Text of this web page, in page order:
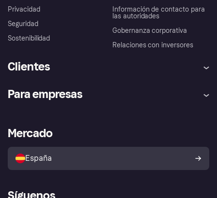
Privacidad
Seguridad
Sostenibilidad
Información de contacto para
las autoridades
Gobernanza corporativa
Relaciones con inversores
Clientes
Inicio de sesión
Directorio de tiendas
Política de protección al
comprador de Klarna
Reclamaciones
Para empresas
Acceso empresas
Mercado
España